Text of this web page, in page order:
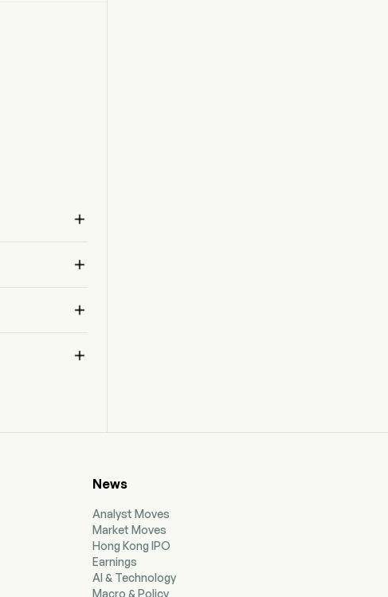




News
Analyst Moves
Market Moves
Hong Kong IPO
Earnings
AI & Technology
Macro & Policy